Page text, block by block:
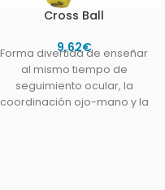
Cross Ball
9,62€
Forma divertida de enseñar
al mismo tiempo de
seguimiento ocular, la
coordinación ojo-mano y la